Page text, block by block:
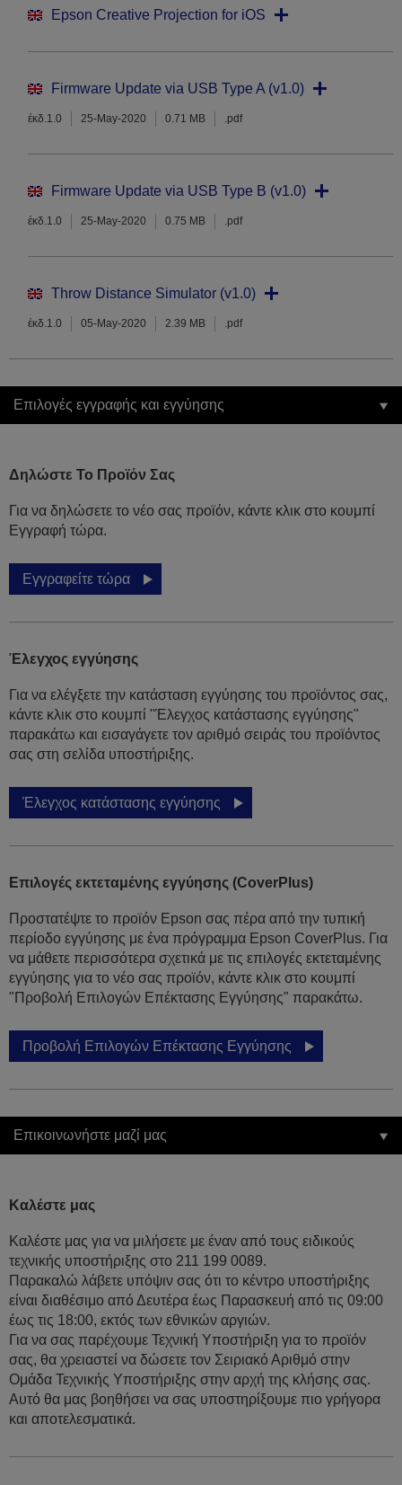
Epson Creative Projection for iOS
Firmware Update via USB Type A (v1.0)
έκδ.1.0 25-May-2020 0.71 MB .pdf
Firmware Update via USB Type B (v1.0)
έκδ.1.0 25-May-2020 0.75 MB .pdf
Throw Distance Simulator (v1.0)
έκδ.1.0 05-May-2020 2.39 MB .pdf
Επιλογές εγγραφής και εγγύησης
Δηλώστε Το Προϊόν Σας
Για να δηλώσετε το νέο σας προϊόν, κάντε κλικ στο κουμπί
Εγγραφή τώρα.
Εγγραφείτε τώρα
Έλεγχος εγγύησης
Για να ελέγξετε την κατάσταση εγγύησης του προϊόντος σας,
κάντε κλικ στο κουμπί "Έλεγχος κατάστασης εγγύησης"
παρακάτω και εισαγάγετε τον αριθμό σειράς του προϊόντος
σας στη σελίδα υποστήριξης.
Έλεγχος κατάστασης εγγύησης
Επιλογές εκτεταμένης εγγύησης (CoverPlus)
Προστατέψτε το προϊόν Epson σας πέρα από την τυπική
περίοδο εγγύησης με ένα πρόγραμμα Epson CoverPlus. Για
να μάθετε περισσότερα σχετικά με τις επιλογές εκτεταμένης
εγγύησης για το νέο σας προϊόν, κάντε κλικ στο κουμπί
"Προβολή Επιλογών Επέκτασης Εγγύησης" παρακάτω.
Προβολή Επιλογών Επέκτασης Εγγύησης
Επικοινωνήστε μαζί μας
Καλέστε μας
Καλέστε μας για να μιλήσετε με έναν από τους ειδικούς
τεχνικής υποστήριξης στο 211 199 0089.
Παρακαλώ λάβετε υπόψιν σας ότι το κέντρο υποστήριξης
είναι διαθέσιμο από Δευτέρα έως Παρασκευή από τις 09:00
έως τις 18:00, εκτός των εθνικών αργιών.
Για να σας παρέχουμε Τεχνική Υποστήριξη για το προϊόν
σας, θα χρειαστεί να δώσετε τον Σειριακό Αριθμό στην
Ομάδα Τεχνικής Υποστήριξης στην αρχή της κλήσης σας.
Αυτό θα μας βοηθήσει να σας υποστηρίξουμε πιο γρήγορα
και αποτελεσματικά.